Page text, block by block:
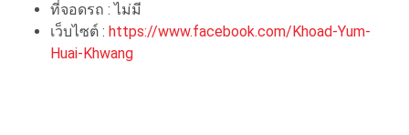
ที่จอดรถ : ไม่มี
เว็บไซต์ : https://www.facebook.com/Khoad-Yum-
Huai-Khwang